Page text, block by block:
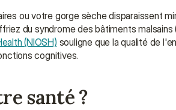
ou votre gorge sèche disparaissent
du syndrome des bâtiments malsains
(NIOSH) souligne que la qualité de
cognitives.
santé ?